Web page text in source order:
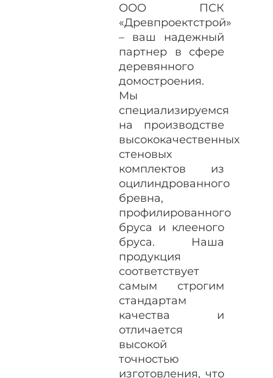
ООО ПСК
«Древпроектстрой»
– ваш надежный
партнер в сфере
деревянного
домостроения.
Мы
специализируемся
на производстве
высококачественных
стеновых
комплектов из
оцилиндрованного
бревна,
профилированного
бруса и клееного
бруса. Наша
продукция
соответствует
самым строгим
стандартам
качества и
отличается
высокой
точностью
изготовления, что